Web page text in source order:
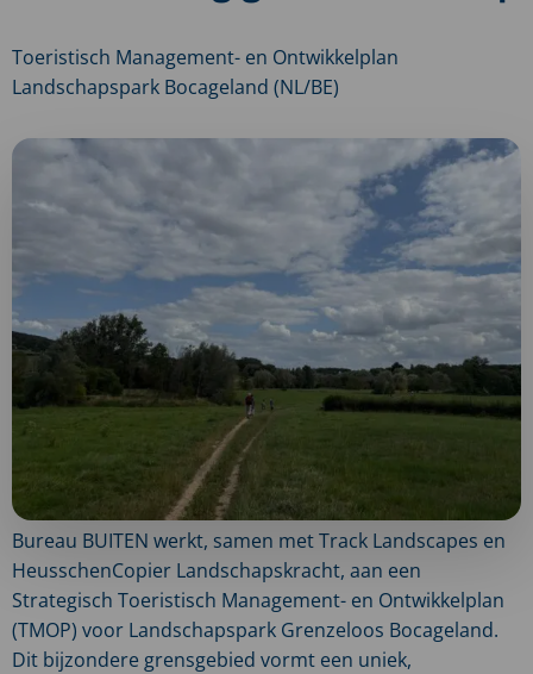
Toeristisch Management- en Ontwikkelplan
Landschapspark Bocageland (NL/BE)
Bureau BUITEN werkt, samen met Track Landscapes en
HeusschenCopier Landschapskracht, aan een
Strategisch Toeristisch Management- en Ontwikkelplan
(TMOP) voor Landschapspark Grenzeloos Bocageland.
Dit bijzondere grensgebied vormt een uniek,